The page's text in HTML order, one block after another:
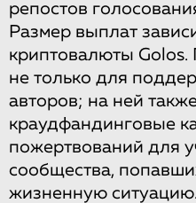
репостов
Размер выплат
криптовалюты
не только для
авторов; на ней
краудфандинговые
пожертвований для
сообщества,
жизненную